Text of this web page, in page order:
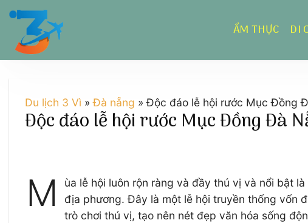
Chuyển
dung
ẨM THỰC DI
Du lịch 3 Vì »Đà nẵng »Độc đáo lễ hội rước Mục Đồng
Độc đáo lễ hội rước Mục Đồng Đà
M
ùa lễ hội luôn rộn ràng và đầy thú vị và nổi bật
địa phương. Đây là một lễ hội truyền thống vốn
trò chơi thú vị, tạo nên nét đẹp văn hóa sống